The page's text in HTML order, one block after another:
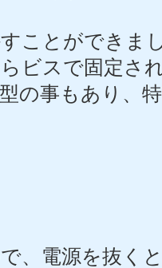
ことができま
ビスで固定さ
の事もあり、
、電源を抜く